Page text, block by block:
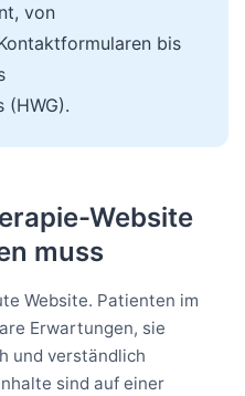
von
bis
(HWG).
Website
muss
Website. Patienten im
Erwartungen, sie
und verständlich
sind auf einer